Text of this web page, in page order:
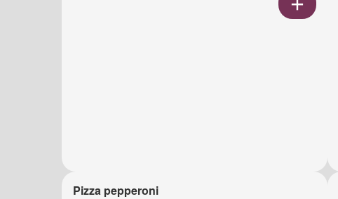
Pizza pepperoni